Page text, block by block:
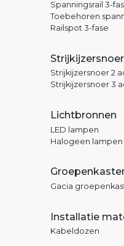
Spanningsrail 3-
Toebehoren
Railspot 3-fase
Strijkijzersnoer
Strijkijzersnoer 2
Strijkijzersnoer 3
Lichtbronnen
LED lampen
Halogeen lampen
Gacia
Installatie
Kabeldozen